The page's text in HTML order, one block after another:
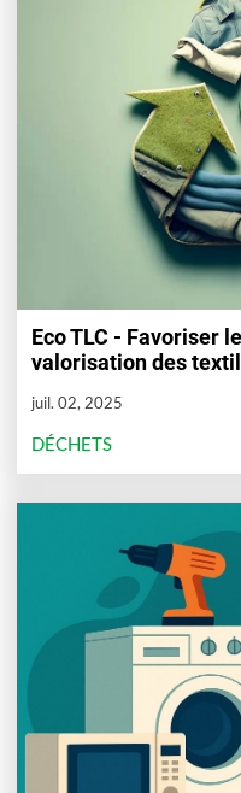
Eco TLC - Favoriser
valorisation des
juil. 02, 2025
DÉCHETS